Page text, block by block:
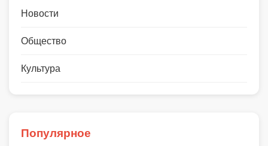
Новости
Общество
Культура
Популярное